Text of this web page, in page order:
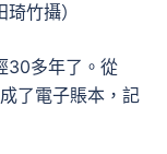
竹攝）
30多年了。從
了電子賬本，記